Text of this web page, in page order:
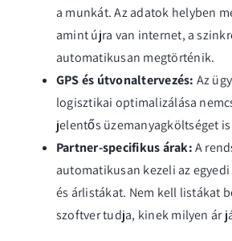
a munkát. Az adatok helyben
amint újra van internet, a
automatikusan megtörténik.
GPS és útvonaltervezés: Az
logisztikai optimalizálása
jelentős üzemanyagköltséget
Partner-specifikus árak:A
automatikusan kezeli az
és árlistákat. Nem kell listákat
szoftver tudja, kinek milyen ár